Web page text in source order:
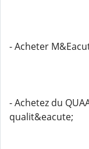
- Acheter
- Achetez du
qualit&eacute;